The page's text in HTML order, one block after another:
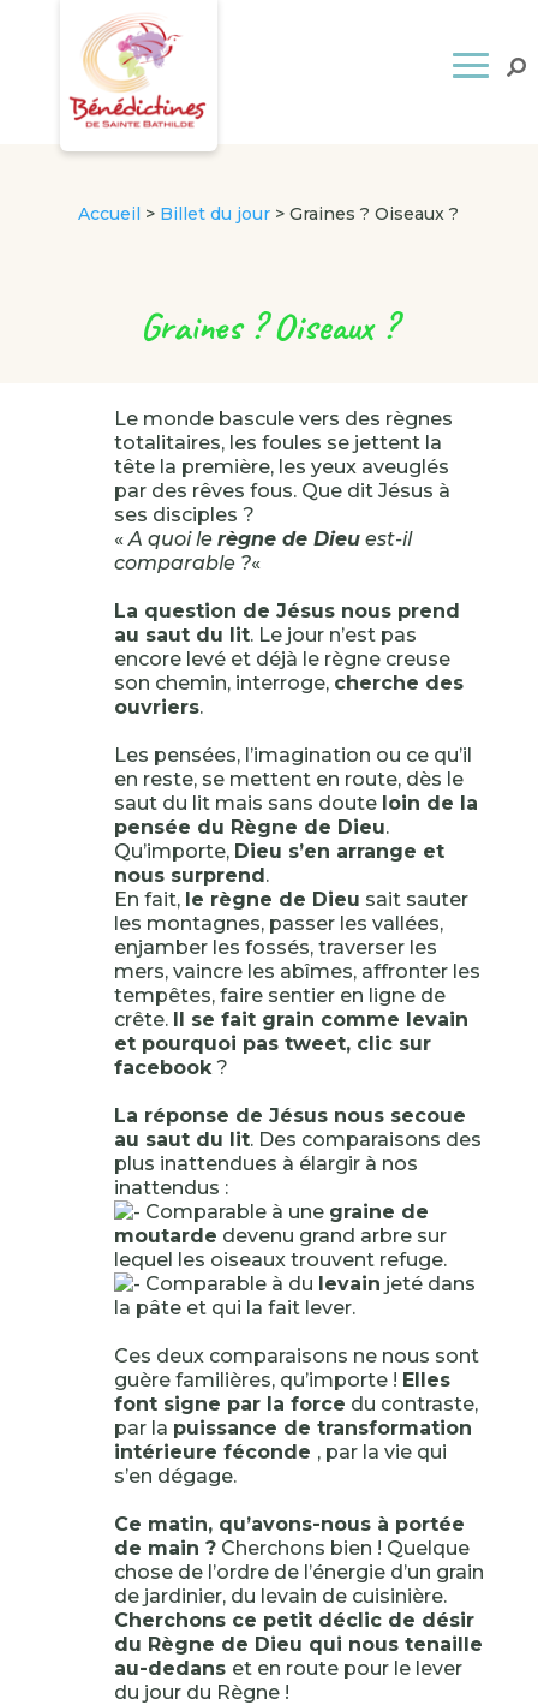
Accueil > Billet du jour >Graines ? Oiseaux ?
Graines ? Oiseaux ?
Le monde bascule vers des règnes
totalitaires, les foules se jettent la
tête la première, les yeux aveuglés
par des rêves fous. Que dit Jésus à
ses disciples ?
«A quoi le règne de Dieuest-il
comparable ?«
La question de Jésus nous prend
au saut du lit. Le jour n’est pas
encore levé et déjà le règne creuse
son chemin, interroge, cherche des
ouvriers.
Les pensées, l’imagination ou ce qu’il
en reste, se mettent en route, dès le
saut du lit mais sans doute loin de la
pensée du Règne de Dieu.
Qu’importe, Dieu s’en arrange et
nous surprend.
En fait, le règne de Dieu sait sauter
les montagnes, passer les vallées,
enjamber les fossés, traverser les
mers, vaincre les abîmes, affronter les
tempêtes, faire sentier en ligne de
crête. Il se fait grain comme levain
et pourquoi pas tweet, clic sur
facebook?
La réponse de Jésus nous secoue
au saut du lit. Des comparaisons des
plus inattendues à élargir à nos
inattendus :
Comparable à une graine de
moutarde devenu grand arbre sur
lequel les oiseaux trouvent refuge.
Comparable à du levain jeté dans
la pâte et qui la fait lever.
Ces deux comparaisons ne nous sont
guère familières, qu’importe ! Elles
font signe par la force du contraste,
par la puissance de transformation
intérieure féconde , par la vie qui
s’en dégage.
Ce matin, qu’avons-nous à portée
de main ?Cherchons bien ! Quelque
chose de l’ordre de l’énergie d’un grain
de jardinier, du levain de cuisinière.
Cherchons ce petit déclic de désir
du Règne de Dieu qui nous tenaille
au-dedans et en route pour le lever
du jour du Règne !